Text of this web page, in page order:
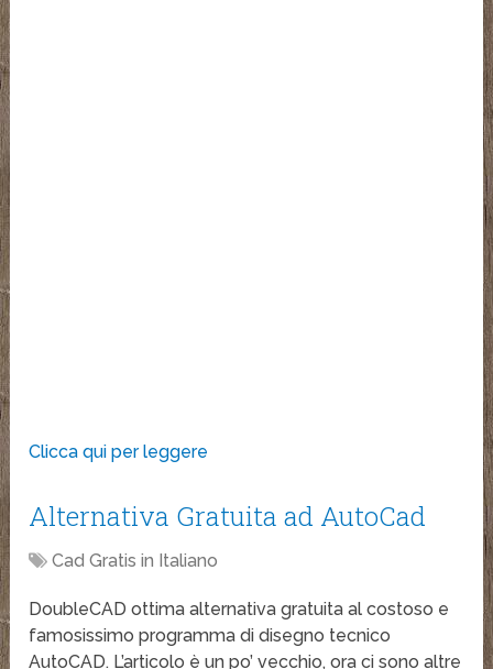
Clicca qui per leggere
Alternativa Gratuita ad AutoCad
Cad Gratis in Italiano
DoubleCAD ottima alternativa gratuita al costoso e
famosissimo programma di disegno tecnico
AutoCAD. L’articolo è un po’ vecchio, ora ci sono altre